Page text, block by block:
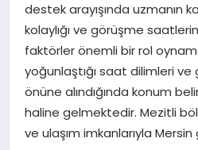
EKONOMI
MAGAZIN
SAĞLIK
destek arayışında uzmanın
kolaylığı ve görüşme
faktörler önemli bir rol
yoğunlaştığı saat dilimleri
önüne alındığında konum
haline gelmektedir. Mezitli
ve ulaşım imkanlarıyla